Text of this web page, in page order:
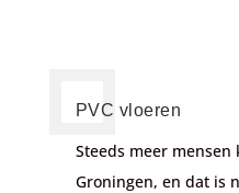
PVC vloeren
Steeds meer mensen
Groningen, en dat is